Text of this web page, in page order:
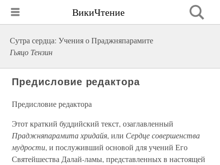
ВикиЧтение
Сутра сердца: Учения о Праджняпарамите
Гьяцо Тензин
Предисловие редактора
Предисловие редактора
Этот краткий буддийский текст, озаглавленный
Праджняпарамита хридайя, или Сердце совершенства
мудрости, и послуживший основой для учений Его
Святейшества Далай-ламы, представленных в настоящей